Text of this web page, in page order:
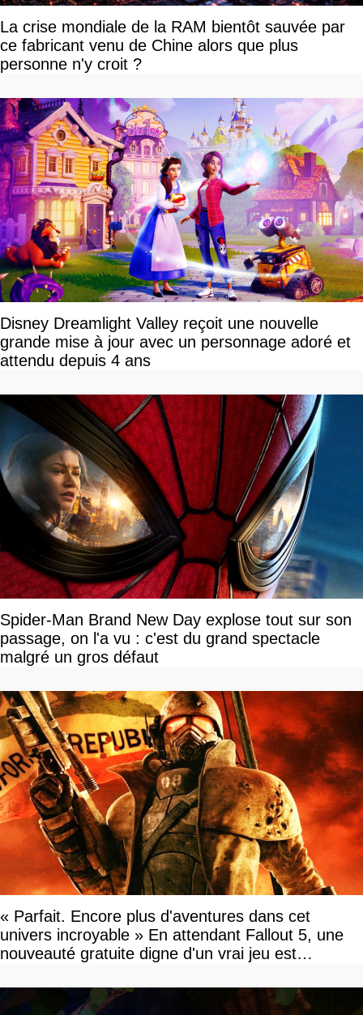
La crise mondiale de la RAM bientôt sauvée par
ce fabricant venu de Chine alors que plus
personne n'y croit ?
Disney Dreamlight Valley reçoit une nouvelle
grande mise à jour avec un personnage adoré et
attendu depuis 4 ans
Spider-Man Brand New Day explose tout sur son
passage, on l'a vu : c'est du grand spectacle
malgré un gros défaut
« Parfait. Encore plus d'aventures dans cet
univers incroyable » En attendant Fallout 5, une
nouveauté gratuite digne d'un vrai jeu est